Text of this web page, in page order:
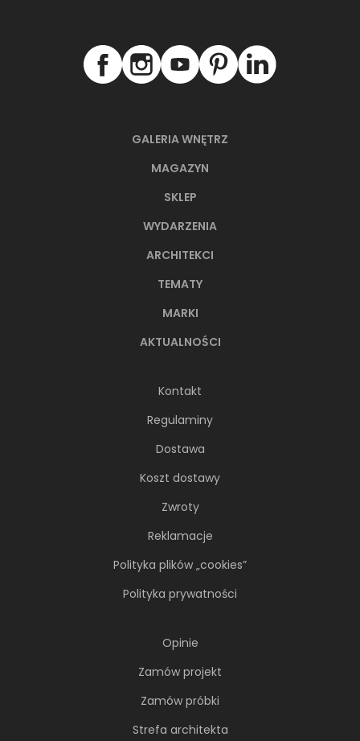
66-metrowy apartament:
przystań dla nowoczesnej
lata kursowała między światowymi
Soft minimalizm z duszą. 65-
Minimalizm wcale nie musi opierać się na
GALERIA WNĘTRZ
MAGAZYN
SKLEP
WYDARZENIA
ARCHITEKCI
TEMATY
MARKI
AKTUALNOŚCI
Kontakt
Regulaminy
Dostawa
Koszt dostawy
Zwroty
Reklamacje
Polityka plików „cookies”
Polityka prywatności
Opinie
Zamów projekt
Zamów próbki
Strefa architekta